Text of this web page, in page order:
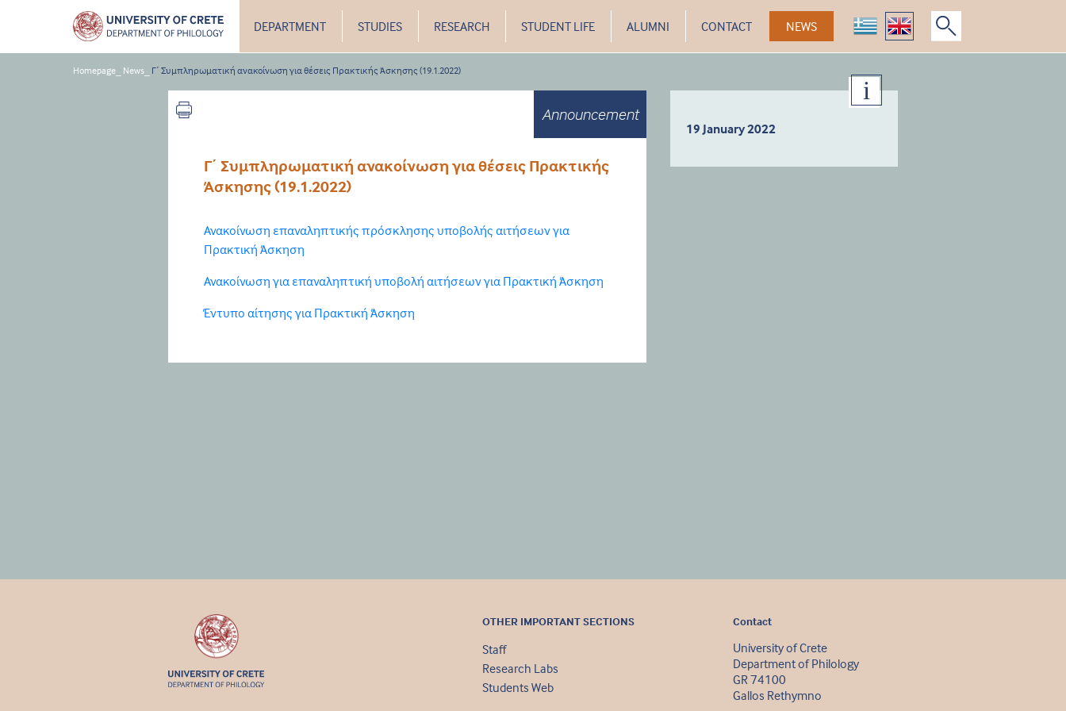
DEPARTMENT STUDIES RESEARCH STUDENT LIFE ALUMNI CONTACT NEWS
Homepage News Γ΄ Συμπληρωματική ανακοίνωση για θέσεις Πρακτικής Άσκησης (19.1.2022)
Announcement
Γ΄ Συμπληρωματική ανακοίνωση για θέσεις Πρακτικής
Άσκησης (19.1.2022)
Ανακοίνωση επαναληπτικής πρόσκλησης υποβολής αιτήσεων για
Πρακτική Άσκηση
Ανακοίνωση για επαναληπτική υποβολή αιτήσεων για Πρακτική Άσκηση
Έντυπο αίτησης για Πρακτική Άσκηση
19 January 2022
OTHER IMPORTANT SECTIONS
Staff
Research Labs
Students Web
Contact
University of Crete
Department of Philology
GR 74100
Gallos Rethymno